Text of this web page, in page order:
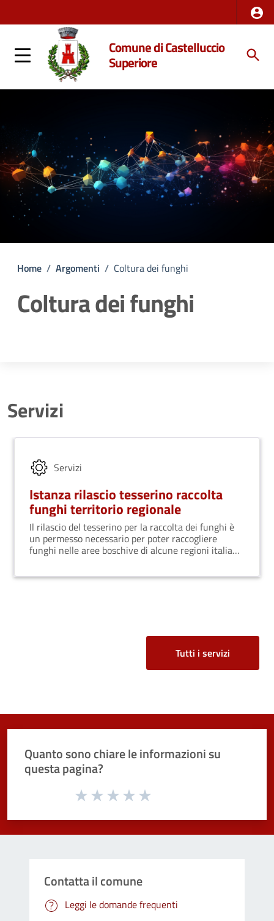
Comune di Castelluccio
Superiore
Home / Argomenti / Coltura dei funghi
Coltura dei funghi
Servizi
Servizi
Istanza rilascio tesserino raccolta
funghi territorio regionale
Il rilascio del tesserino per la raccolta dei funghi è
un permesso necessario per poter raccogliere
funghi nelle aree boschive di alcune regioni italiane.
Tutti i servizi
Quanto sono chiare le informazioni su
questa pagina?
Valuta da 1 a 5 stelle la pagina
Contatta il comune
Leggi le domande frequenti